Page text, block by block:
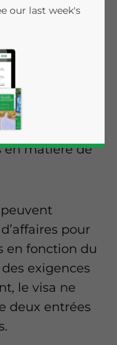
arrivée plus
en
en matière de
pour
en fonction du
exigences
le visa ne
deux entrées
our last week's